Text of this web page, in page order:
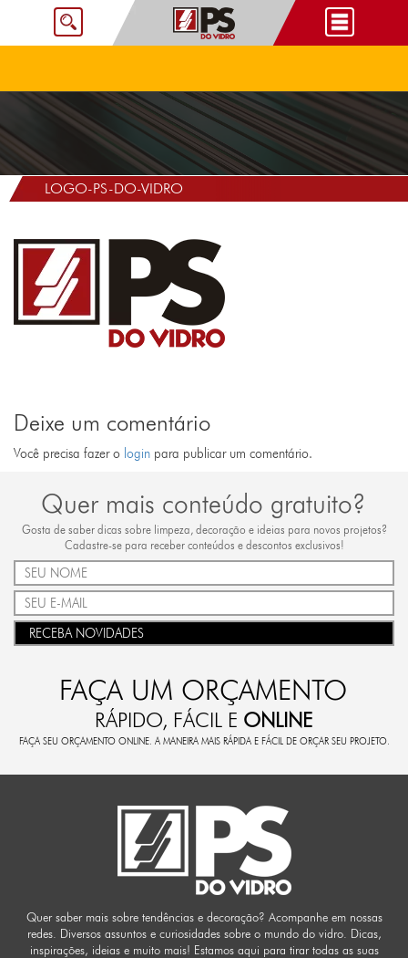
LOGO-PS-DO-VIDRO
Deixe um comentário
Você precisa fazer o login para publicar um comentário.
Quer mais conteúdo gratuito?
Gosta de saber dicas sobre limpeza, decoração e ideias para novos projetos?
Cadastre-se para receber conteúdos e descontos exclusivos!
RECEBA NOVIDADES
FAÇA UM ORÇAMENTO
RÁPIDO, FÁCIL E ONLINE
FAÇA SEU ORÇAMENTO ONLINE. A MANEIRA MAIS RÁPIDA E FÁCIL DE ORÇAR SEU PROJETO.
Quer saber mais sobre tendências e decoração? Acompanhe em nossas
redes. Diversos assuntos e curiosidades sobre o mundo do vidro. Dicas,
inspirações, ideias e muito mais! Estamos aqui para tirar todas as suas